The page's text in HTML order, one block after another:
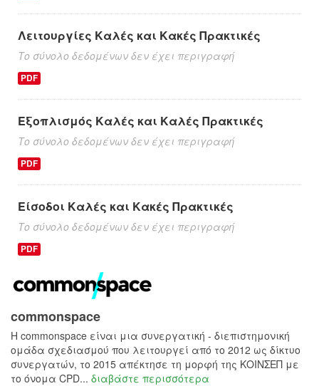
Λειτουργίες Καλές και Κακές Πρακτικές
Το σύνολο δεδομένων δεν έχει περιγραφή
PDF
Εξοπλισμός Καλές και Καλές Πρακτικές
Το σύνολο δεδομένων δεν έχει περιγραφή
PDF
Είσοδοι Καλές και Κακές Πρακτικές
Το σύνολο δεδομένων δεν έχει περιγραφή
PDF
commonspace
H commonspace είναι μια συνεργατική - διεπιστημονική
ομάδα σχεδιασμού που λειτουργεί από το 2012 ως δίκτυο
συνεργατών, το 2015 απέκτησε τη μορφή της ΚΟΙΝΣΕΠ με
το όνομα CPD... διαβάστε περισσότερα